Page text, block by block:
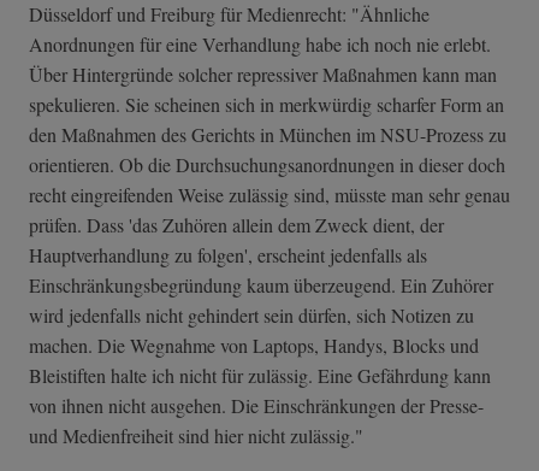
Düsseldorf und Freiburg für Medienrecht: "Ähnliche
Anordnungen für eine Verhandlung habe ich noch nie erlebt.
Über Hintergründe solcher repressiver Maßnahmen kann man
spekulieren. Sie scheinen sich in merkwürdig scharfer Form an
den Maßnahmen des Gerichts in München im NSU-Prozess zu
orientieren. Ob die Durchsuchungsanordnungen in dieser doch
recht eingreifenden Weise zulässig sind, müsste man sehr genau
prüfen. Dass 'das Zuhören allein dem Zweck dient, der
Hauptverhandlung zu folgen', erscheint jedenfalls als
Einschränkungsbegründung kaum überzeugend. Ein Zuhörer
wird jedenfalls nicht gehindert sein dürfen, sich Notizen zu
machen. Die Wegnahme von Laptops, Handys, Blocks und
Bleistiften halte ich nicht für zulässig. Eine Gefährdung kann
von ihnen nicht ausgehen. Die Einschränkungen der Presse-
und Medienfreiheit sind hier nicht zulässig."